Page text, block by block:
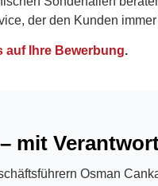
der den Kunden
auf Ihre Bewerbung.
mit
Osman